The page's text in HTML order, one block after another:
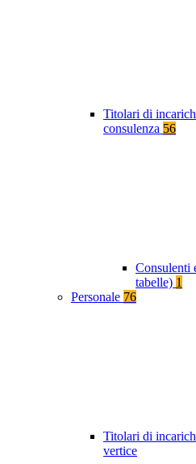
Titolari di
consulenza 56
Consulenti
tabelle) 1
Personale 76
Titolari di
vertice